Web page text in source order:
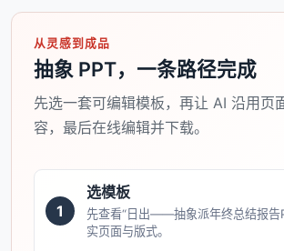
从灵感到成品
抽象 PPT，一条路径完成
先选一套可编辑模板，再让 AI 沿用页
容，最后在线编辑并下载。
1
选模板
先查看“日出――抽象派年终总结报告
实页面与版式。